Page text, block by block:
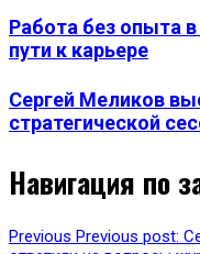
Работа без опыта
пути к карьере
Сергей Меликов
стратегической
Навигация по
Previous Previous post: